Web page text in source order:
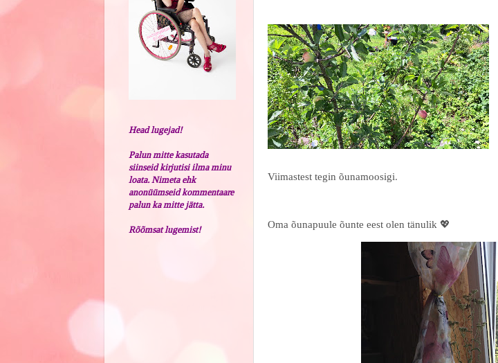
Viimastest tegin õunamoosigi.
Oma õunapuule õunte eest olen tänulik 💖
Head lugejad!
Palun mitte kasutada
siinseid kirjutisi ilma minu
loata. Nimeta ehk
anonüümseid kommentaare
palun ka mitte jätta.
Rõõmsat lugemist!